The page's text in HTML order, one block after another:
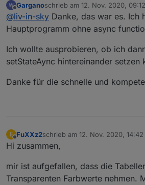
beispiel: doStuff ist eine async
doStuff wird wiederum
oder hauptschleife
async function
//für einzelne
await
schedule( mySchedule,
doStuff();
mir wurde hier
erklärt
Offline
Garganoschrieb am 12. Nov. 2020, 09:12
zuletzt editiert von
@liv-in-sky Danke, das war es. Ich
Hauptprogramm ohne async
Ich wollte ausprobieren, ob ich
setStateAync hintereinander setzen
Danke für die schnelle und
F FuXXz2schrieb am 12. Nov. 2020, 14:42
zuletzt editiert von
Hi zusammen,
mir ist aufgefallen, dass die
Transparenten Farbwerte nehmen.